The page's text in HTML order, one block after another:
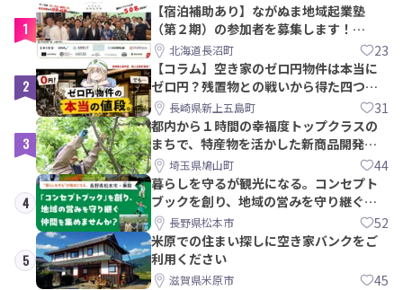
1
【宿泊補助あり】ながぬま地域起業塾
（第２期）の参加者を募集します！
【8/21〆】
北海道長沼町 23
2
【コラム】空き家のゼロ円物件は本当に
ゼロ円？残置物との戦いから得た四つの
教訓｜新上五島町
長崎県新上五島町 31
3
都内から１時間の幸福度トップクラスの
まちで、特産物を活かした新商品開発＆
PRメンバー募集！
埼玉県鳩山町 44
4
暮らしを守るが観光になる。コンセプト
ブックを創り、地域の営みを守り継ぐ仲
間を集めませんか？
長野県松本市 52
5
米原での住まい探しに空き家バンクをご
利用ください
滋賀県米原市 45